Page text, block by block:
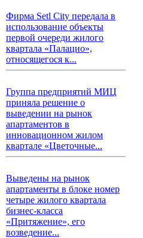
Фирма Setl City передала в
использование объекты
первой очереди жилого
квартала «Палацио»,
относящегося к...
Группа предприятий МИЦ
приняла решение о
выведении на рынок
апартаментов в
инновационном жилом
квартале «Цветочные...
Выведены на рынок
апартаменты в блоке номер
четыре жилого квартала
бизнес-класса
«Притяжение», его
возведение...